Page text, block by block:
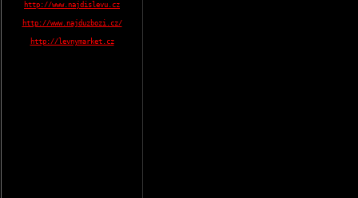
http://www.najdislevu.cz
http://www.najduzbozi.cz/
http://levnymarket.cz